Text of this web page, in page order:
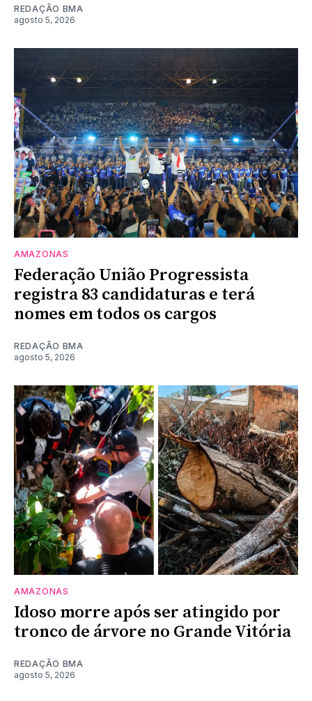
REDAÇÃO BMA
agosto 5, 2026
AMAZONAS
Federação União Progressista
registra 83 candidaturas e terá
nomes em todos os cargos
REDAÇÃO BMA
agosto 5, 2026
AMAZONAS
Idoso morre após ser atingido por
tronco de árvore no Grande Vitória
REDAÇÃO BMA
agosto 5, 2026